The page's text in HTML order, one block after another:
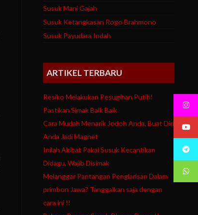
Susuk Mani Gajah
Susuk Ketangkasan Rogo Brahmono
Susuk Payudara Indah
ARTIKEL TERBARU
Resiko Melakukan Pesugihan Putih!
Pastikan Simak Baik Baik
Cara Mudah Menarik Jodoh Anda, Buat Diri
Anda Jadi Magnet
Inilah Akibat Pakai Susuk Kecantikan
Didagu, Wajib Disimak
Melanggar Pantangan Penglarisan Dalam
primbon Jawa? Tanggalkan saja dengan
cara ini !!